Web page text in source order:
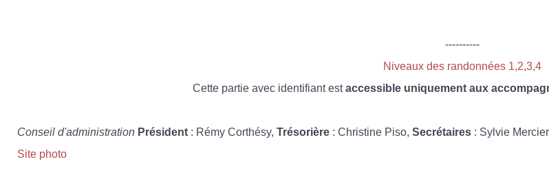
----------
Niveaux des randonnées 1,2,3,4
Cette partie avec identifiant estaccessible uniquement aux
Conseil d'administration Président : Rémy Corthésy, Trésorière : Christine Piso, Secrétaires : Sylvie
Site photo